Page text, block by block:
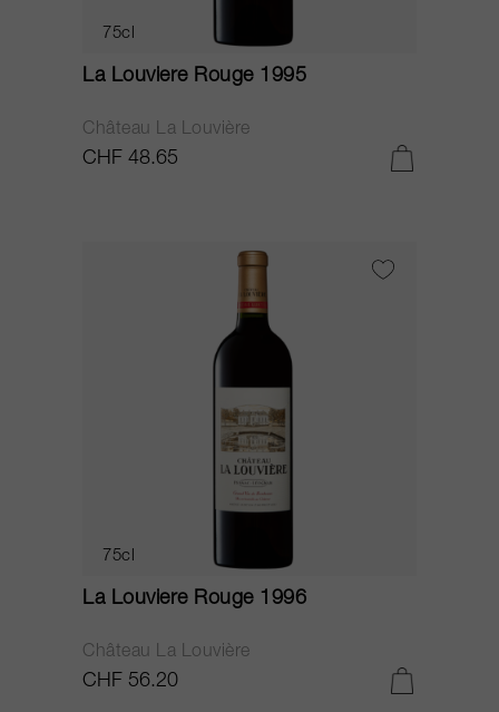
75cl
La Louviere Rouge 1995
Château La Louvière
CHF 48.65
75cl
La Louviere Rouge 1996
Château La Louvière
CHF 56.20